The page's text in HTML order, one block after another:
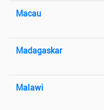
Macau
Madagaskar
Malawi